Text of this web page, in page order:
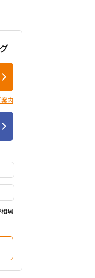
内
場